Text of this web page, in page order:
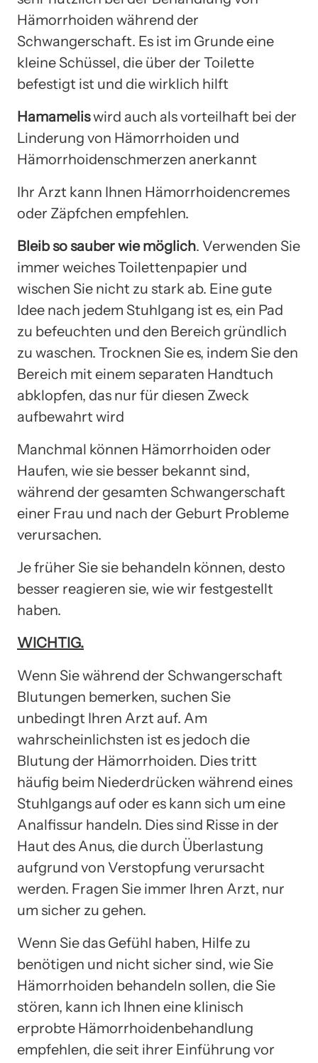
Hämorrhoiden während der
Schwangerschaft. Es ist im Grunde eine
kleine Schüssel, die über der Toilette
befestigt ist und die wirklich hilft
Hamameliswird auch als vorteilhaft bei der
Linderung von Hämorrhoiden und
Hämorrhoidenschmerzen anerkannt
Ihr Arzt kann Ihnen Hämorrhoidencremes
oder Zäpfchen empfehlen.
Bleib so sauber wie möglich. Verwenden Sie
immer weiches Toilettenpapier und
wischen Sie nicht zu stark ab. Eine gute
Idee nach jedem Stuhlgang ist es, ein Pad
zu befeuchten und den Bereich gründlich
zu waschen. Trocknen Sie es, indem Sie den
Bereich mit einem separaten Handtuch
abklopfen, das nur für diesen Zweck
aufbewahrt wird
Manchmal können Hämorrhoiden oder
Haufen, wie sie besser bekannt sind,
während der gesamten Schwangerschaft
einer Frau und nach der Geburt Probleme
verursachen.
Je früher Sie sie behandeln können, desto
besser reagieren sie, wie wir festgestellt
haben.
WICHTIG.
Wenn Sie während der Schwangerschaft
Blutungen bemerken, suchen Sie
unbedingt Ihren Arzt auf. Am
wahrscheinlichsten ist es jedoch die
Blutung der Hämorrhoiden. Dies tritt
häufig beim Niederdrücken während eines
Stuhlgangs auf oder es kann sich um eine
Analfissur handeln. Dies sind Risse in der
Haut des Anus, die durch Überlastung
aufgrund von Verstopfung verursacht
werden. Fragen Sie immer Ihren Arzt, nur
um sicher zu gehen.
Wenn Sie das Gefühl haben, Hilfe zu
benötigen und nicht sicher sind, wie Sie
Hämorrhoiden behandeln sollen, die Sie
stören, kann ich Ihnen eine klinisch
erprobte Hämorrhoidenbehandlung
empfehlen, die seit ihrer Einführung vor